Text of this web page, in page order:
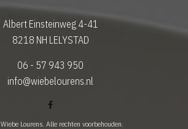
Albert Einsteinweg 4-41
8218 NH LELYSTAD
06 - 57 943 950
info@wiebelourens.nl
Wiebe Lourens. Alle rechten voorbehouden.